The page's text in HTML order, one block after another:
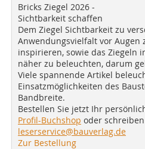
Bricks Ziegel 2026 -
Sichtbarkeit schaffen
Dem Ziegel Sichtbarkeit zu
Anwendungsvielfalt vor Augen
inspirieren, sowie das Ziegeln
näher zu beleuchten, darum
Viele spannende Artikel
Einsatzmöglichkeiten des
Bandbreite.
Bestellen Sie jetzt Ihr
Profil-Buchshop oder
leserservice@bauverlag.de
Zur Bestellung